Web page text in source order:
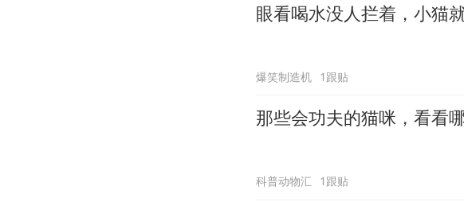
眼看喝水没人拦着，小猫
爆笑制造机 1跟贴
那些会功夫的猫咪，看看
科普动物汇 1跟贴